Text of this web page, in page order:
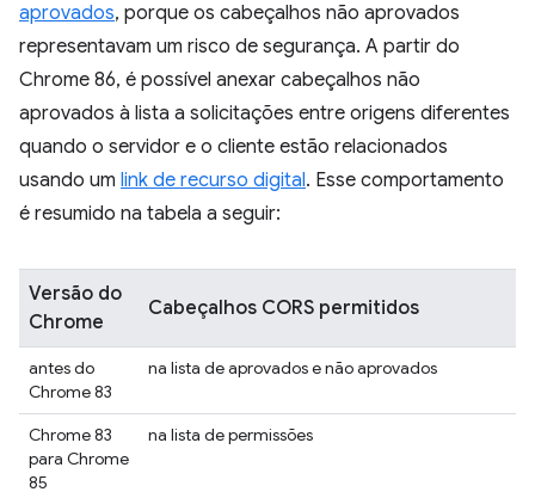
aprovados, porque os cabeçalhos não aprovados
representavam um risco de segurança. A partir do
Chrome 86, é possível anexar cabeçalhos não
aprovados à lista a solicitações entre origens diferentes
quando o servidor e o cliente estão relacionados
usando um link de recurso digital. Esse comportamento
é resumido na tabela a seguir:
Versão do
Chrome
Cabeçalhos CORS permitidos
antes do
Chrome 83
na lista de aprovados e não aprovados
Chrome 83
para Chrome
85
na lista de permissões